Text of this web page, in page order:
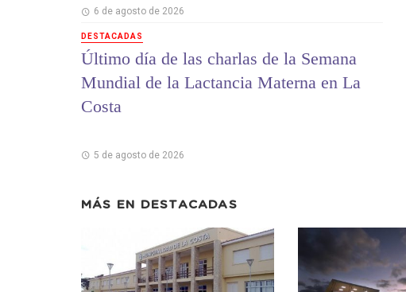
6 de agosto de 2026
DESTACADAS
Último día de las charlas de la Semana
Mundial de la Lactancia Materna en La
Costa
5 de agosto de 2026
MÁS EN DESTACADAS